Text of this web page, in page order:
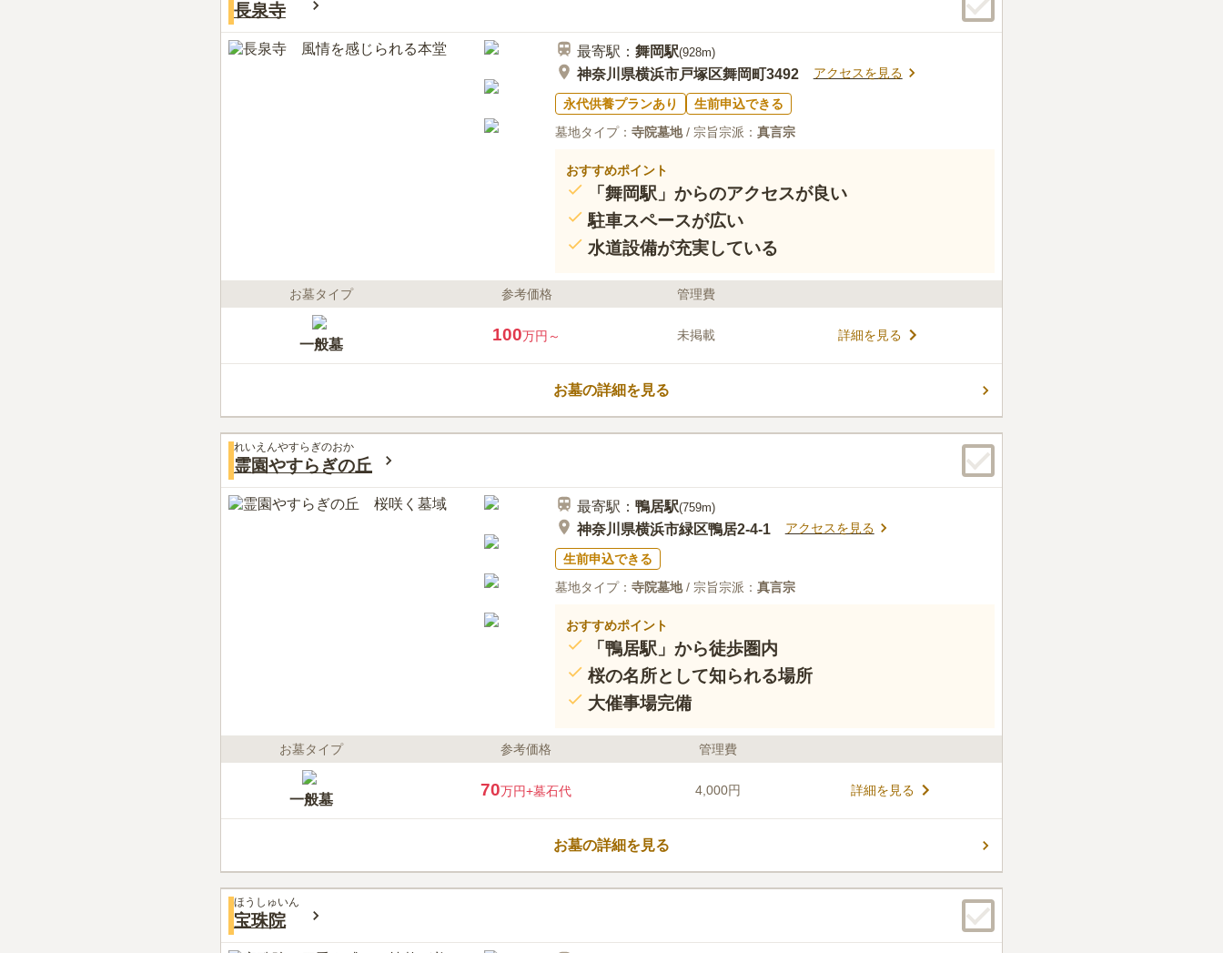
長泉寺
最寄駅： 舞岡駅(928m)
神奈川県横浜市戸塚区舞岡町3492 アクセスを見る
永代供養プランあり
生前申込できる
墓地タイプ： 寺院墓地/ 宗旨宗派： 真言宗
おすすめポイント
「舞岡駅」からのアクセスが良い
駐車スペースが広い
水道設備が充実している
お墓タイプ 参考価格 管理費
一般墓
100万円～ 未掲載 詳細を見る
お墓の詳細を見る
れいえんやすらぎのおか
霊園やすらぎの丘
最寄駅： 鴨居駅(759m)
神奈川県横浜市緑区鴨居2-4-1 アクセスを見る
生前申込できる
墓地タイプ： 寺院墓地/ 宗旨宗派： 真言宗
おすすめポイント
「鴨居駅」から徒歩圏内
桜の名所として知られる場所
大催事場完備
お墓タイプ 参考価格 管理費
一般墓
70万円+墓石代 4,000円 詳細を見る
お墓の詳細を見る
ほうしゅいん
宝珠院